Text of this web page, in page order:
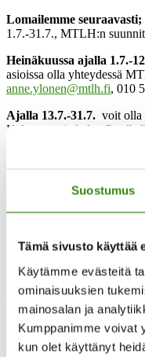
Suostumus
Tämä sivusto käyttää
Käytämme evästeitä
ominaisuuksien
mainosalan ja
Kumppanimme voivat
kun olet käyttänyt
Lomailemme seuraavasti;
1.7.-31.7., MTLH:n
Heinäkuussa ajalla 1.7.-
asioissa olla yhteydessä
anne.ylonen@mtlh.fi, 010
Ajalla 13.7.-31.7. voit olla
Kalpaan,
Yhteystietomme
Maaseudun
Eerikinkatu 27, 6. krs
00180 Helsinki
puh.0400 789 481
mia.kalpa@tukihenkilo.fi